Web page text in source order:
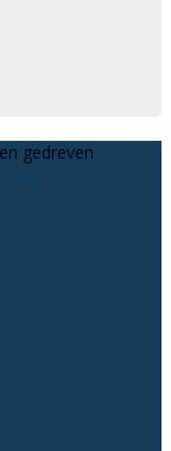
gedreven